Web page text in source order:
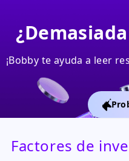
¡Bobby te ayuda a leer
Factores de